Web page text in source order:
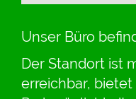
Unser Büro
Der Standort ist
erreichbar,